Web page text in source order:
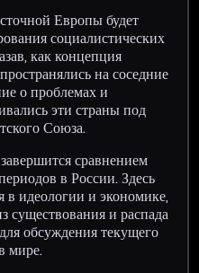
Европы будет
социалистических
как концепция
на соседние
о проблемах и
эти страны под
Союза.
сравнением
в России. Здесь
в идеологии и экономике,
существования и распада
обсуждения текущего
мире.